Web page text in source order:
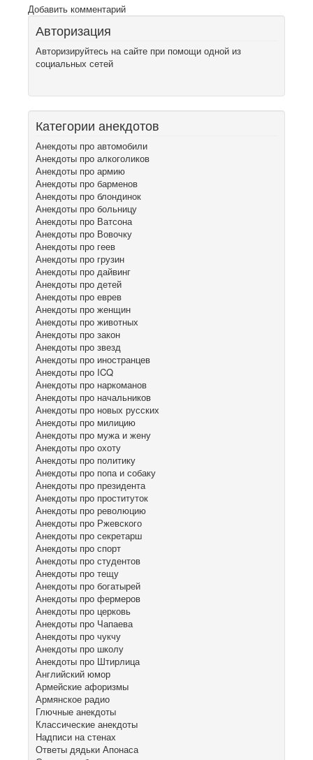
Добавить комментарий
Авторизация
Авторизируйтесь на сайте при помощи одной из
социальных сетей
Категории анекдотов
Анекдоты про автомобили
Анекдоты про алкоголиков
Анекдоты про армию
Анекдоты про барменов
Анекдоты про блондинок
Анекдоты про больницу
Анекдоты про Ватсона
Анекдоты про Вовочку
Анекдоты про геев
Анекдоты про грузин
Анекдоты про дайвинг
Анекдоты про детей
Анекдоты про еврев
Анекдоты про женщин
Анекдоты про животных
Анекдоты про закон
Анекдоты про звезд
Анекдоты про иностранцев
Анекдоты про ICQ
Анекдоты про наркоманов
Анекдоты про начальников
Анекдоты про новых русских
Анекдоты про милицию
Анекдоты про мужа и жену
Анекдоты про охоту
Анекдоты про политику
Анекдоты про попа и собаку
Анекдоты про президента
Анекдоты про проституток
Анекдоты про революцию
Анекдоты про Ржевского
Анекдоты про секретарш
Анекдоты про спорт
Анекдоты про студентов
Анекдоты про тещу
Анекдоты про богатырей
Анекдоты про фермеров
Анекдоты про церковь
Анекдоты про Чапаева
Анекдоты про чукчу
Анекдоты про школу
Анекдоты про Штирлица
Английский юмор
Армейские афоризмы
Армянское радио
Глючные анекдоты
Классические анекдоты
Надписи на стенах
Ответы дядьки Апонаса